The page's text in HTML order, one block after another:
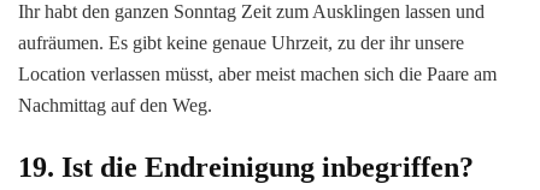
Ihr habt den ganzen Sonntag Zeit zum Ausklingen lassen und
aufräumen. Es gibt keine genaue Uhrzeit, zu der ihr unsere
Location verlassen müsst, aber meist machen sich die Paare am
Nachmittag auf den Weg.
19. Ist die Endreinigung inbegriffen?